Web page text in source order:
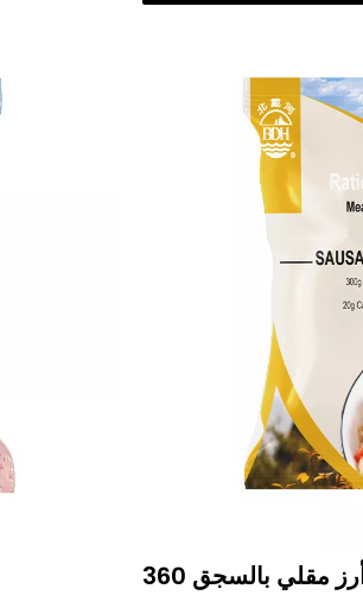
أرز مقلي بالسجق